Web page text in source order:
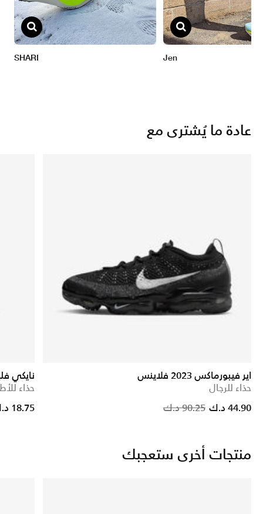
عادة ما يُشترى مع
اير فيبورماكس 2023 فلاينس
حذاء للرجال
Price 90.25 د.ك to
44.90 د.ك
نايكي
حذاء
18.75 د.ك
منتجات أخرى ستعجبك